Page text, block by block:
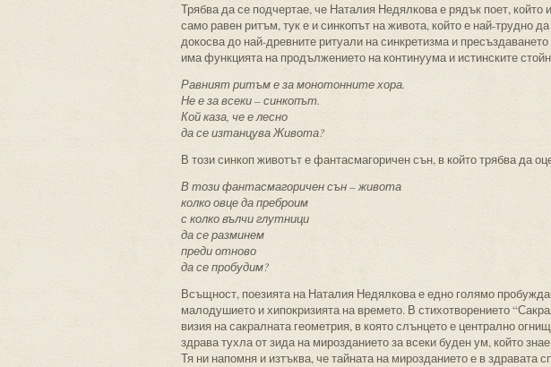
Трябва да се подчертае, че Наталия Недялкова е рядък поет, който
само равен ритъм, тук е и синкопът на живота, който е най-трудно
докосва до най-древните ритуали на синкретизма и
има функцията на продължението на континуума и истинските
Равният ритъм е за монотонните хора.
Не е за всеки – синкопът.
Кой каза, че е лесно
да се изтанцува Живота?
В този синкоп животът е фантасмагоричен сън, в който трябва да
В този фантасмагоричен сън – живота
колко овце да преброим
с колко вълчи глутници
да се разминем
преди отново
да се пробудим?
Всъщност, поезията на Наталия Недялкова е едно голямо
малодушието и хипокризията на времето. В стихотворението
визия на сакралната геометрия, в която слънцето е централно
здрава тухла от зида на мирозданието за всеки буден ум, който
Тя ни напомня и изтъква, че тайната на мирозданието е в здравата